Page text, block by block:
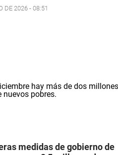
DE 2026 - 08:51
medidas de gobierno de